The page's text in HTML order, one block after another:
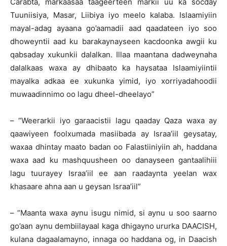
Tuuniisiya, Masar, Liibiya iyo meelo kalaba. Islaamiyiin
mayal-adag ayaana go’aamadii aad qaadateen iyo soo
dhoweyntii aad ku barakaynayseen kacdoonka awgii ku
qabsaday xukunkii dalalkan. Illaa maantana dadweynaha
dalalkaas waxa ay dhibaato ka haysataa Islaamiyiintii
mayalka adkaa ee xukunka yimid, iyo xorriyadahoodii
muwaadinnimo oo lagu dheel-dheelayo”
– “Weerarkii iyo garaacistii lagu qaaday Qaza waxa ay
qaawiyeen foolxumada masiibada ay Israa’iil geysatay,
waxaa dhintay maato badan oo Falastiiniyiin ah, haddana
waxa aad ku mashquusheen oo danayseen gantaalihiii
lagu tuurayey Israa’iil ee aan raadaynta yeelan wax
khasaare ahna aan u geysan Israa’iil”
– “Maanta waxa aynu isugu nimid, si aynu u soo saarno
go’aan aynu dembiilayaal kaga dhigayno ururka DAACISH,
kulana dagaalamayno, innaga oo haddana og, in Daacish